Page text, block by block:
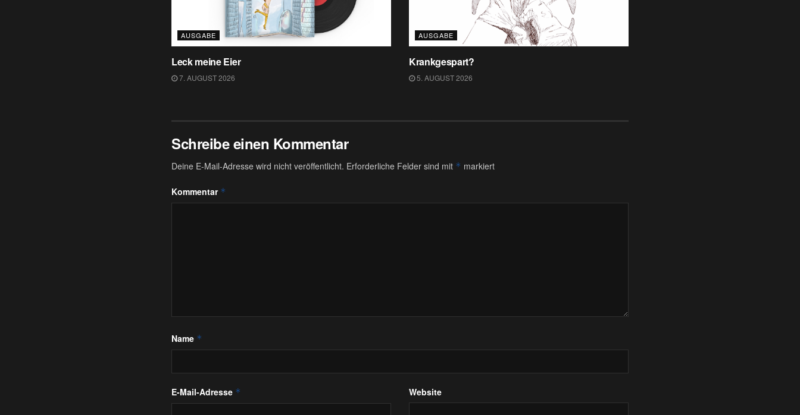
AUSGABE
Leck meine Eier
7. AUGUST 2026
AUSGABE
Krankgespart?
5. AUGUST 2026
Schreibe einen Kommentar
Deine E-Mail-Adresse wird nicht veröffentlicht. Erforderliche Felder sind mit * markiert
Kommentar *
Name *
E-Mail-Adresse * Website